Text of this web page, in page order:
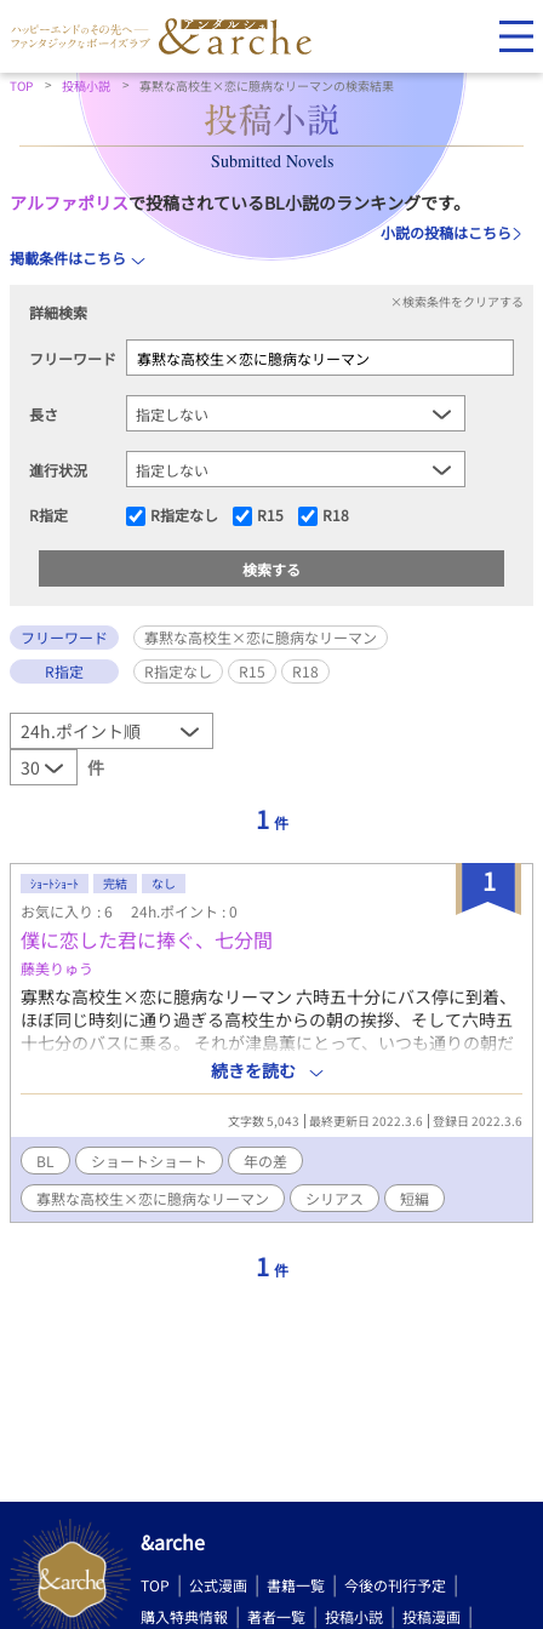
TOP 投稿小説 寡黙な高校生×恋に臆病なリーマンの検索結果
Submitted Novels
アルファポリスで投稿されているBL小説のランキングです。
小説の投稿はこちら
掲載条件はこちら
詳細検索
×検索条件をクリアする
フリーワード
長さ
進行状況
R指定 R指定なし R15 R18
フリーワード
寡黙な高校生×恋に臆病なリーマン
R指定
R指定なし R15 R18
件
1 件
1
ｼｮｰﾄｼｮｰﾄ 完結 なし
お気に入り : 6 24h.ポイント : 0
僕に恋した君に捧ぐ、七分間
藤美りゅう
寡黙な高校生×恋に臆病なリーマン 六時五十分にバス停に到着、
ほぼ同じ時刻に通り過ぎる高校生からの朝の挨拶、そして六時五
十七分のバスに乗る。 それが津島薫にとって、いつも通りの朝だ
った。 ある日、毎朝挨拶をしてくれる高校生、八谷大輔に、
「あなたを好きになりました」と突然告白される。 友達ならと了
承する薫に大輔は、 「バスが来るまでの七分間を俺にください」
と言ってくる。 それから薫は大輔と、バスが来る七分間だけ共に
過ごすようになるーー。 他サイトのコンテスト用に執筆した作品
です。5000文字程度の超短編になります。
続きを読む
文字数 5,043 最終更新日 2022.3.6 登録日 2022.3.6
BL ショートショート
年の差
寡黙な高校生×恋に臆病なリーマン
シリアス 短編
1 件
&arche
TOP 公式漫画 書籍一覧
今後の刊行予定
購入特典情報
著者一覧 投稿小説 投稿漫画